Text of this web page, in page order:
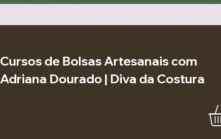
Cursos de Bolsas Artesanais com
Adriana Dourado | Diva da Costura